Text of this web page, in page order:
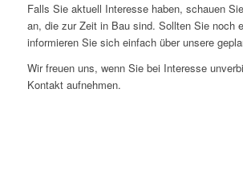
Falls Sie aktuell Interesse haben, schauen
an, die zur Zeit in Bau sind. Sollten Sie noch
informieren Sie sich einfach über unsere
Wir freuen uns, wenn Sie bei Interesse
Kontakt aufnehmen.